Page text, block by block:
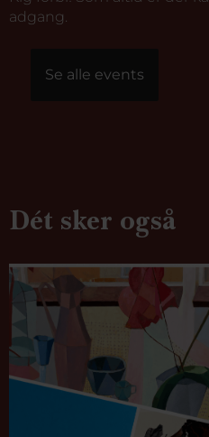
adgang.
Se alle events
Dét sker også